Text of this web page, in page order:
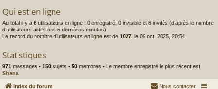
Qui est en ligne
Au total il y a 6 utilisateurs en ligne : 0 enregistré, 0 invisible et 6 invités (d’après le nombre
d’utilisateurs actifs ces 5 dernières minutes)
Le record du nombre d’utilisateurs en ligne est de 1027, le 09 oct. 2025, 20:54
Statistiques
971 messages • 150 sujets • 50 membres • Le membre enregistré le plus récent est
Shana.
Index du forum Nous contacter